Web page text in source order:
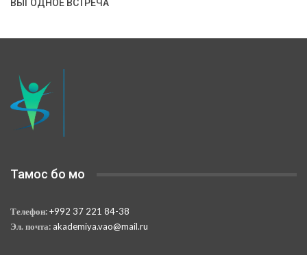
ВЫГОДНОЕ ВСТРЕЧА
Тамос бо мо
Телефон:+992 37 221 84-38
Эл. почта: akademiya.vao@mail.ru